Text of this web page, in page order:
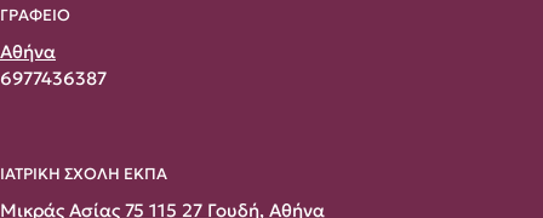
ΓΡΑΦΕΙΟ
Αθήνα
6977436387
ΙΑΤΡΙΚΗ ΣΧΟΛΗ ΕΚΠΑ
Μικράς Ασίας 75 115 27 Γουδή, Αθήνα